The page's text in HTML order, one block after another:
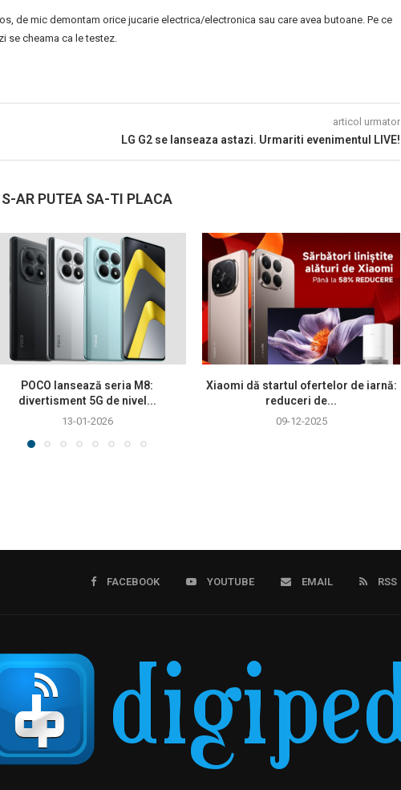
de mic demontam orice jucarie electrica/electronica sau care avea butoane. Pe ce
se cheama ca le testez.
articol urmator
LG G2 se lanseaza astazi. Urmariti evenimentul LIVE!
S-AR PUTEA SA-TI PLACA
POCO lansează seria M8:
divertisment 5G de nivel...
13-01-2026
Xiaomi dă startul ofertelor de iarnă:
reduceri de...
09-12-2025
FACEBOOK YOUTUBE EMAIL RSS